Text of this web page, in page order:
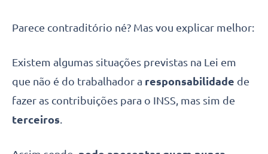
Parece contraditório né? Mas vou explicar melhor:
Existem algumas situações previstas na Lei em
que não é do trabalhador a responsabilidade de
fazer as contribuições para o INSS, mas sim de
terceiros.